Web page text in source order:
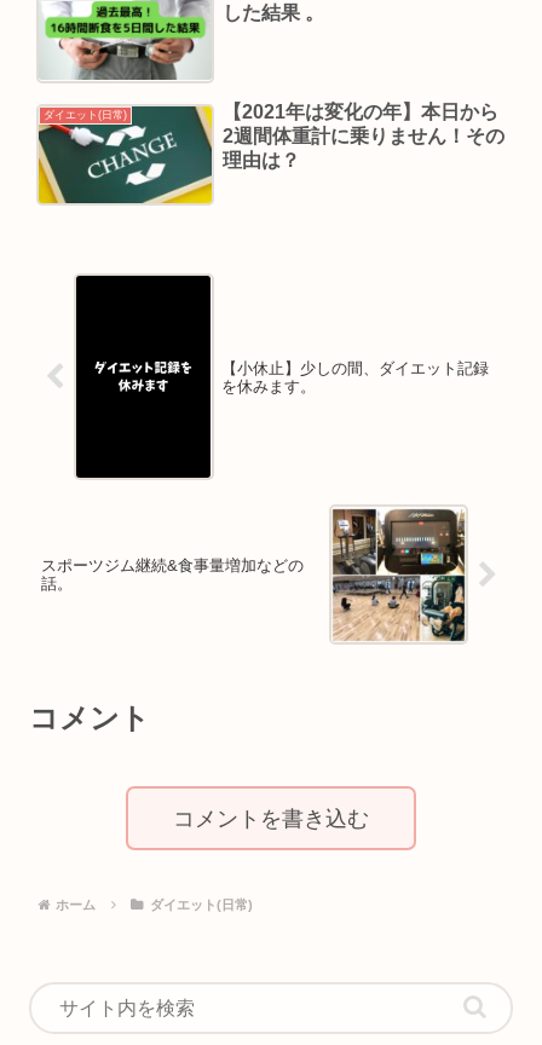
した結果 。
ダイエット(日常)
【2021年は変化の年】本日から
2週間体重計に乗りません！その
理由は？
【小休止】少しの間、ダイエット記録
を休みます。
スポーツジム継続&食事量増加などの
話。
コメント
コメントを書き込む
ホーム ダイエット(日常)